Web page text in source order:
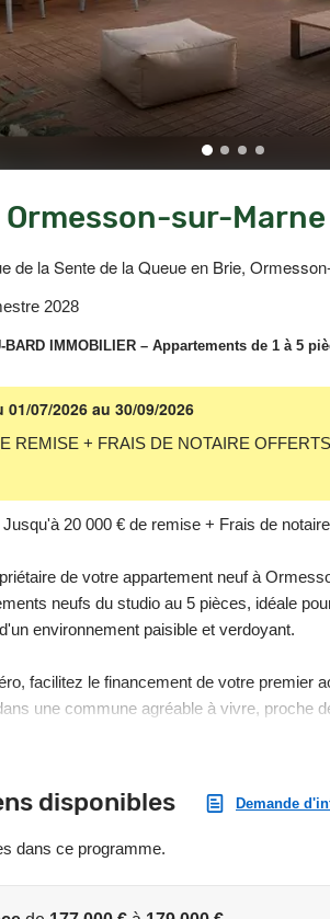
Ormesson-sur-
de la Sente de la Queue en Brie,
2028
BARD IMMOBILIER – Appartements de 1 à 5
01/07/2026 au 30/09/2026
REMISE + FRAIS DE NOTAIRE
20 000 € de remise + Frais de
de votre appartement neuf à
neufs du studio au 5 pièces, idéale
environnement paisible et verdoyant.
facilitez le financement de votre premier
une commune agréable à vivre, proche
commune et espaces de convivialité
simplement de profiter d'un environnement
des espaces lumineux et confortables,
disponibles Demande
dans ce programme.